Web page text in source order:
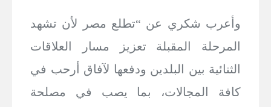
وأعرب شكري عن “تطلع مصر لأن تشهد
المرحلة المقبلة تعزيز مسار العلاقات
الثنائية بين البلدين ودفعها لآفاق أرحب في
كافة المجالات، بما يصب في مصلحة